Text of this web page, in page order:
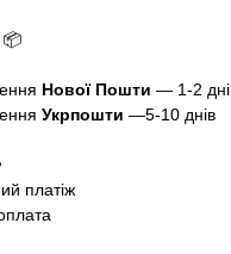
📦
Нової Пошти — 1-2 дні
Укрпошти —5-10 днів
платіж